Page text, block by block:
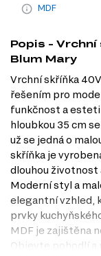
MDF
Popis -
Blum Mary
Vrchní skříňka
řešením pro
funkčnost a
hloubkou 35 cm
už se jedná o
skříňka je
dlouhou životnost
Moderní styl a
elegantní vzhled,
prvky
MDF je zajištěna
Objevte pohodlí a